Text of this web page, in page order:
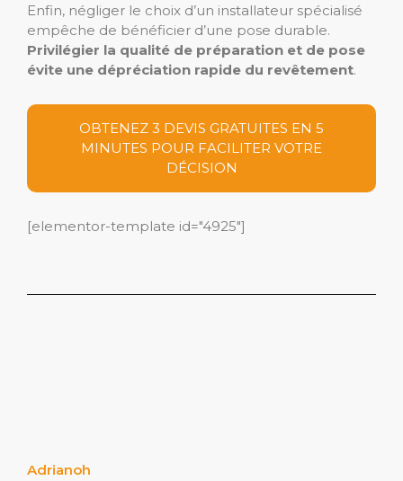
Enfin, négliger le choix d’un installateur spécialisé
empêche de bénéficier d’une pose durable.
Privilégier la qualité de préparation et de pose
évite une dépréciation rapide du revêtement.
OBTENEZ 3 DEVIS GRATUITES EN 5
MINUTES POUR FACILITER VOTRE
DÉCISION
[elementor-template id="4925"]
Adrianoh